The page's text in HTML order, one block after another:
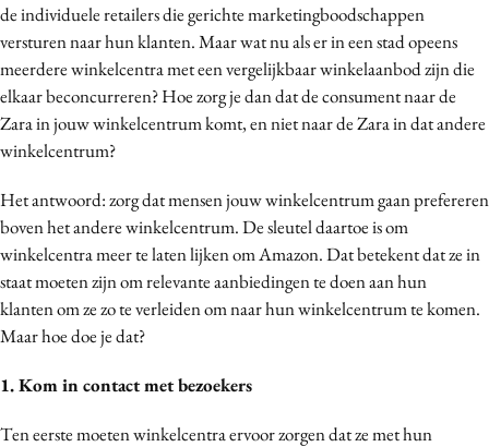
Effectiviteit
Gedragsverandering
Influencer marketing
Interne communicatie
Martech
Merkstrategie
PR
Programmatic
Purpose Marketing
Reputatie & crisis
de individuele retailers die gerichte marketingboodschappen
versturen naar hun klanten. Maar wat nu als er in een stad opeens
meerdere winkelcentramet een vergelijkbaar winkelaanbod zijndie
elkaar beconcurreren? Hoe zorg je dan dat de consument naar de
Zara in jouw winkelcentrum komt, en niet naar de Zara in dat andere
winkelcentrum?
Het antwoord: zorg dat mensen jouw winkelcentrum gaan prefereren
boven het andere winkelcentrum. De sleutel daartoe is om
winkelcentra meer te laten lijken om Amazon. Dat betekent dat ze in
staat moeten zijn om relevante aanbiedingen te doen aan hun
klanten om ze zo te verleiden om naar hun winkelcentrum te komen.
Maar hoe doe je dat?
1. Kom in contact met bezoekers
Ten eerste moeten winkelcentra ervoor zorgen dat ze met hun